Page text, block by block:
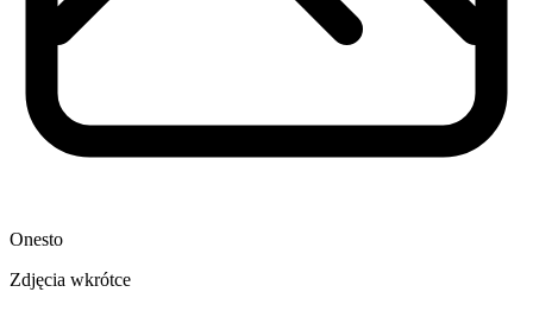
Onesto
Zdjęcia wkrótce